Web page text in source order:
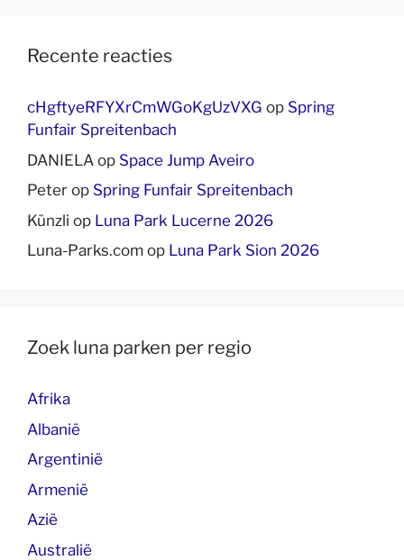
Recente reacties
cHgftyeRFYXrCmWGoKgUzVXG op Spring
Funfair Spreitenbach
DANIELA op Space Jump Aveiro
Peter op Spring Funfair Spreitenbach
Künzli op Luna Park Lucerne 2026
Luna-Parks.com op Luna Park Sion 2026
Zoek luna parken per regio
Afrika
Albanië
Argentinië
Armenië
Azië
Australië